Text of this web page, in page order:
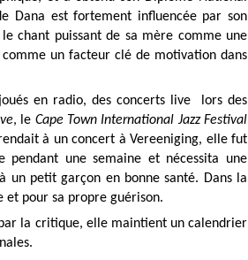
Dana est fortement influencée par son
chant puissant de sa mère comme une
un facteur clé de motivation dans
en radio, des concerts live
lors des
, le Cape Town International Jazz Festival
à un concert à Vereeniging, elle fut
une semaine et nécessita une
un petit garçon en bonne santé. Dans la
pour sa propre guérison.
la critique, elle maintient un calendrier